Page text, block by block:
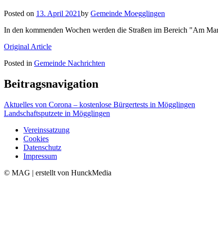
Posted on 13. April 2021by Gemeinde Moegglingen
In den kommenden Wochen werden die Straßen im Bereich "Am
Original Article
Posted in Gemeinde Nachrichten
Beitragsnavigation
Aktuelles von Corona – kostenlose Bürgertests in Mögglingen
Landschaftsputzete in Mögglingen
Vereinssatzung
Cookies
Datenschutz
Impressum
© MAG | erstellt von HunckMedia